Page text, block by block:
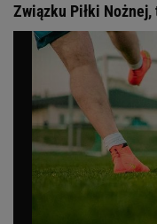
Związku Piłki Nożnej,